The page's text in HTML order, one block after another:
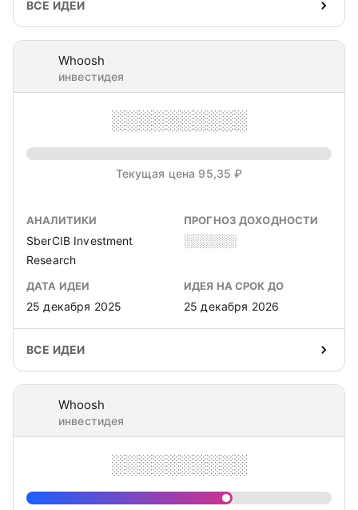
ВСЕ ИДЕИ
Whoosh
инвестидея
░░░░░░░░░░
Текущая цена 95,35 ₽
АНАЛИТИКИ
SberCIB Investment
Research
ПРОГНОЗ ДОХОДНОСТИ
░░░░░░
ДАТА ИДЕИ
25 декабря 2025
ИДЕЯ НА СРОК ДО
25 декабря 2026
ВСЕ ИДЕИ
Whoosh
инвестидея
░░░░░░░░░░